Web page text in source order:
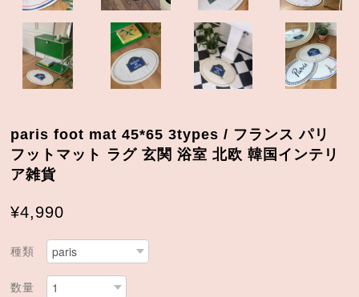
paris foot mat 45*65 3types / フランス パリ
フットマット ラグ 玄関 浴室 北欧 韓国インテリ
ア雑貨
¥4,990
種類
数量